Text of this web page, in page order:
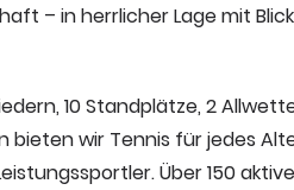
– in herrlicher Lage mit
10 Standplätze, 2
bieten wir Tennis für jedes
Über 150